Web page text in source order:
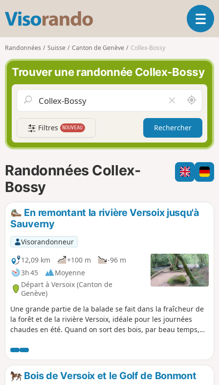
s
o
r
n
d
O
u
r
l
a
i
g
t
i
Randonnées Suisse Canton de Genève Collex-Bossy
Trouver une randonnée Collex-Bossy
i
d
e
r
l
e
h
m
p
A
u
t
u
r
d
e
m
i
Filtres NOUVEAU Rechercher
Randonnées Collex-
Bossy
En remontant la rivière Versoix jusqu'à
Sauverny
Visorandonneur
12,09 km
+100 m
-96 m
3h 45
Moyenne
Départ à Versoix (Canton de
Genève)
Une grande partie de la balade se fait dans la fraîcheur de
la forêt et de la rivière Versoix, idéale pour les journées
chaudes en été. Quand on sort des bois, par beau temps,
Faucille ou la Boule Blanc de la Dole bien reconnaissables)
et sur les Alpes (Mont-Blanc).
Bois de Versoix et le Golf de Bonmont